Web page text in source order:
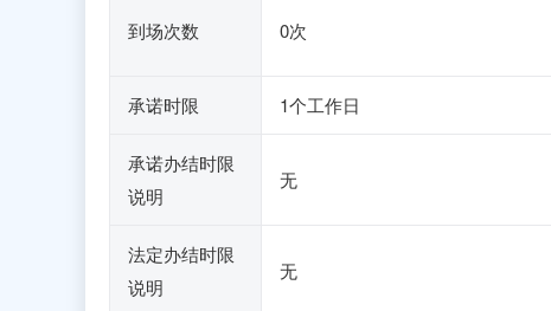
到场次数 0次
承诺时限 1个工作日
承诺办结时限
说明
无
法定办结时限
说明
无